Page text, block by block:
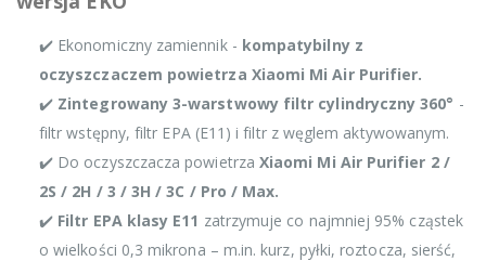
✔️ Ekonomiczny zamiennik - kompatybilny z
oczyszczaczem powietrza Xiaomi Mi Air Purifier.
✔️ Zintegrowany 3-warstwowy filtr cylindryczny 360° -
filtr wstępny, filtr EPA (E11) i filtr z węglem aktywowanym.
✔️ Do oczyszczacza powietrza Xiaomi Mi Air Purifier 2 /
2S / 2H / 3 / 3H / 3C / Pro / Max.
✔️ Filtr EPA klasy E11 zatrzymuje co najmniej 95% cząstek
o wielkości 0,3 mikrona – m.in. kurz, pyłki, roztocza, sierść,